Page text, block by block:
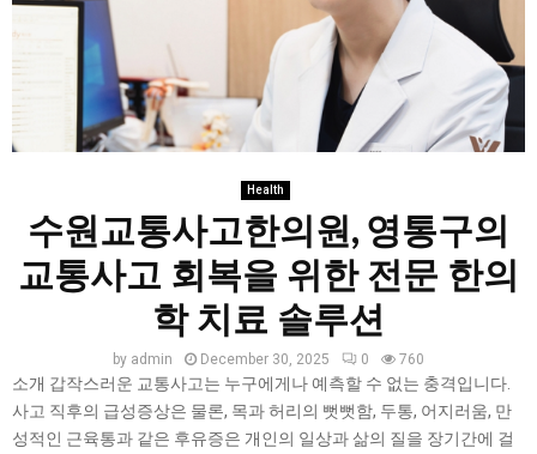
Health
수원교통사고한의원, 영통구의
교통사고 회복을 위한 전문 한의
학 치료 솔루션
by admin December 30, 2025 0 760
소개 갑작스러운 교통사고는 누구에게나 예측할 수 없는 충격입니다.
사고 직후의 급성증상은 물론, 목과 허리의 뻣뻣함, 두통, 어지러움, 만
성적인 근육통과 같은 후유증은 개인의 일상과 삶의 질을 장기간에 걸